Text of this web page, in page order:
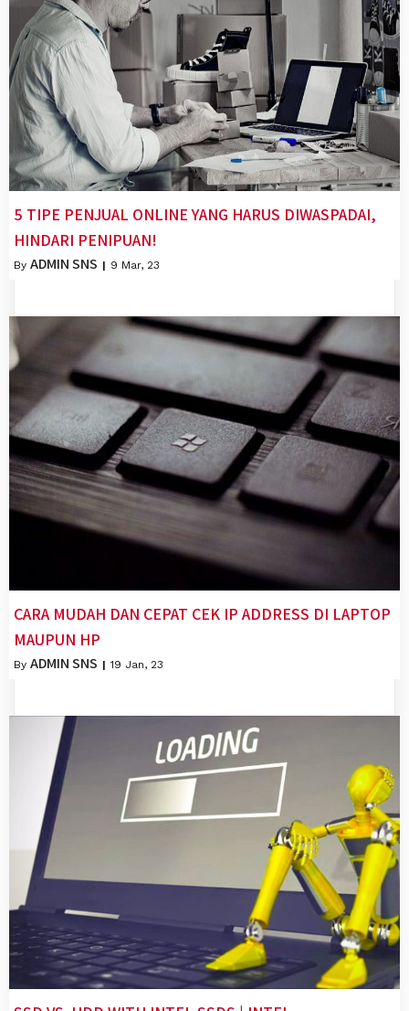
5 TIPE PENJUAL ONLINE YANG HARUS DIWASPADAI,
HINDARI PENIPUAN!
By ADMIN SNS | 9 Mar, 23
CARA MUDAH DAN CEPAT CEK IP ADDRESS DI LAPTOP
MAUPUN HP
By ADMIN SNS | 19 Jan, 23